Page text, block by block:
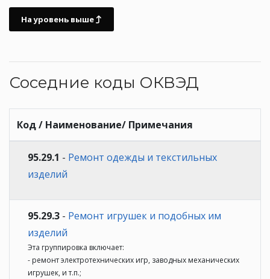
На уровень выше
Соседние коды ОКВЭД
Код / Наименование/ Примечания
95.29.1 - Ремонт одежды и текстильных
изделий
95.29.3 - Ремонт игрушек и подобных им
изделий
Эта группировка включает:
- ремонт электротехнических игр, заводных механических
игрушек, и т.п.;